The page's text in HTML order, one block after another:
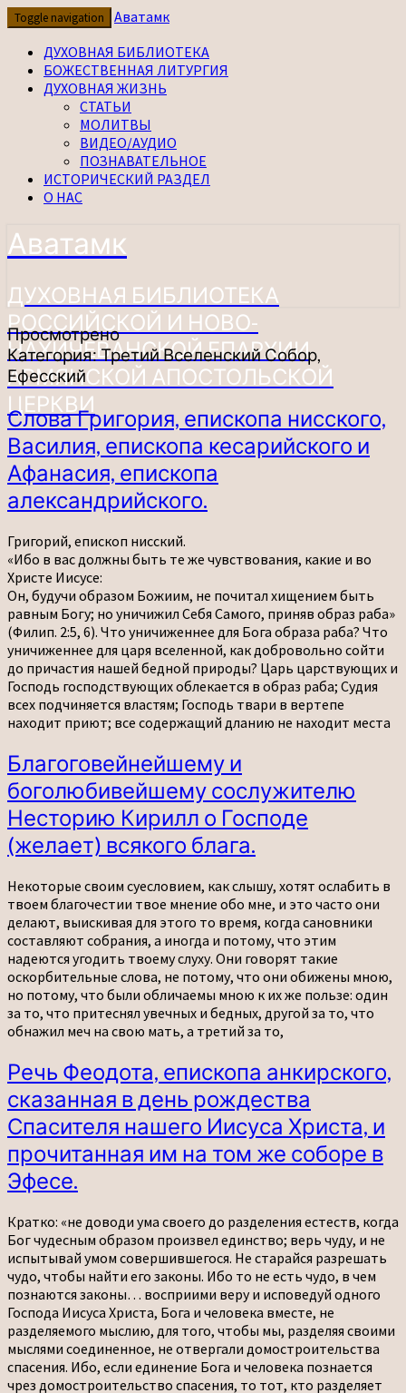
Перейти
к
содержимому
Toggle navigation
Аватамк
ДУХОВНАЯ БИБЛИОТЕКА
БОЖЕСТВЕННАЯ ЛИТУРГИЯ
ДУХОВНАЯ ЖИЗНЬ
СТАТЬИ
МОЛИТВЫ
ВИДЕО/АУДИО
ПОЗНАВАТЕЛЬНОЕ
ИСТОРИЧЕСКИЙ РАЗДЕЛ
О НАС
Аватамк
ДУХОВНАЯ БИБЛИОТЕКА
РОССИЙСКОЙ И НОВО-
НАХИЧЕВАНСКОЙ ЕПАРХИИ
АРМЯНСКОЙ АПОСТОЛЬСКОЙ
ЦЕРКВИ
Просмотрено
Категория:Третий Вселенский Собор,
Ефесский
Слова
Григория,
епископа
нисского,
Василия,
епископа
и
Афанасия,
епископа
александрийского.
Слова Григория, епископа нисского,
Василия, епископа кесарийского и
Афанасия, епископа
александрийского.
Григорий, епископ нисский.
«Ибо в вас должны быть те же чувствования, какие и во
Христе Иисусе:
Он, будучи образом Божиим, не почитал хищением быть
равным Богу; но уничижил Себя Самого, приняв образ раба»
(Филип. 2:5, 6). Что уничиженнее для Бога образа раба? Что
уничиженнее для царя вселенной, как добровольно сойти
до причастия нашей бедной природы? Царь царствующих и
Господь господствующих облекается в образ раба; Судия
всех подчиняется властям; Господь твари в вертепе
находит приют; все содержащий дланию не находит места
Благоговейнейшему
и
боголюбивейшему
сослужителю
Несторию
Кирилл
Господе
(желает)
всякого
блага.
Благоговейнейшему и
боголюбивейшему сослужителю
Несторию Кирилл о Господе
(желает) всякого блага.
Некоторые своим суесловием, как слышу, хотят ослабить в
твоем благочестии твое мнение обо мне, и это часто они
делают, выискивая для этого то время, когда сановники
составляют собрания, а иногда и потому, что этим
надеются угодить твоему слуху. Они говорят такие
оскорбительные слова, не потому, что они обижены мною,
но потому, что были обличаемы мною к их же пользе: один
за то, что притеснял увечных и бедных, другой за то, что
обнажил меч на свою мать, а третий за то,
Речь
Феодота,
епископа
анкирского,
сказанная
в
день
рождества
нашего
Иисуса
Христа,
и
прочитанная
им
на
том
же
Речь Феодота, епископа анкирского,
сказанная в день рождества
Спасителя нашего Иисуса Христа, и
прочитанная им на том же соборе в
Эфесе.
Кратко: «не доводи ума своего до разделения естеств, когда
Бог чудесным образом произвел единство; верь чуду, и не
испытывай умом совершившегося. Не старайся разрешать
чудо, чтобы найти его законы. Ибо то не есть чудо, в чем
познаются законы… восприими веру и исповедуй одного
Господа Иисуса Христа, Бога и человека вместе, не
разделяемого мыслию, для того, чтобы мы, разделяя своими
мыслями соединенное, не отвергали домостроительства
спасения. Ибо, если единение Бога и человека познается
чрез домостроительство спасения, то тот, кто разделяет